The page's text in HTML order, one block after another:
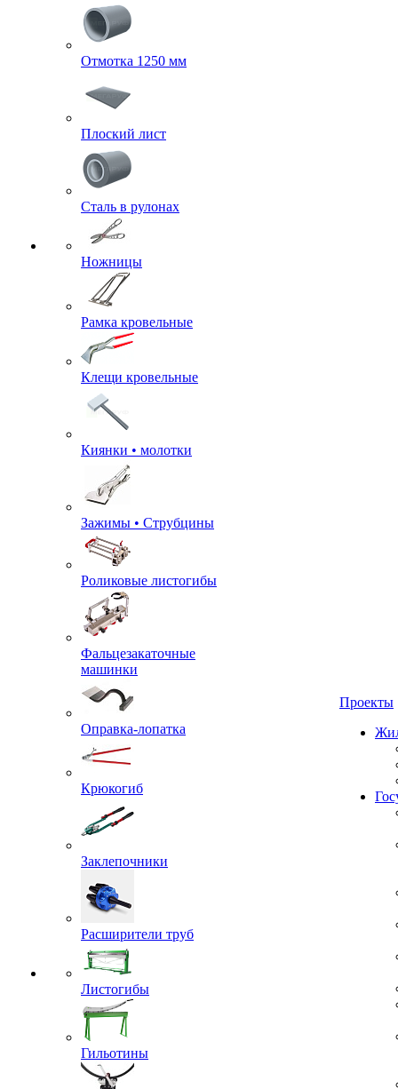
Отмотка 1250 мм
Плоский лист
Сталь в рулонах
Ножницы
Рамка кровельные
Клещи кровельные
Киянки • молотки
Зажимы • Струбцины
Роликовые листогибы
Фальцезакаточные
машинки
Оправка-лопатка
Крюкогиб
Заклепочники
Расширители труб
Листогибы
Гильотины